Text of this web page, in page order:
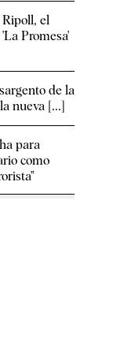
el
Promesa'
de la
nueva [...]
para
como